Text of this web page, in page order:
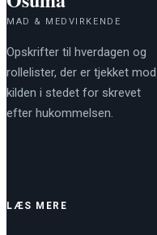
MAD & MEDVIRKENDE
Opskrifter til hverdagen og
rollelister, der er tjekket mod
kilden i stedet for skrevet
efter hukommelsen.
LÆS MERE